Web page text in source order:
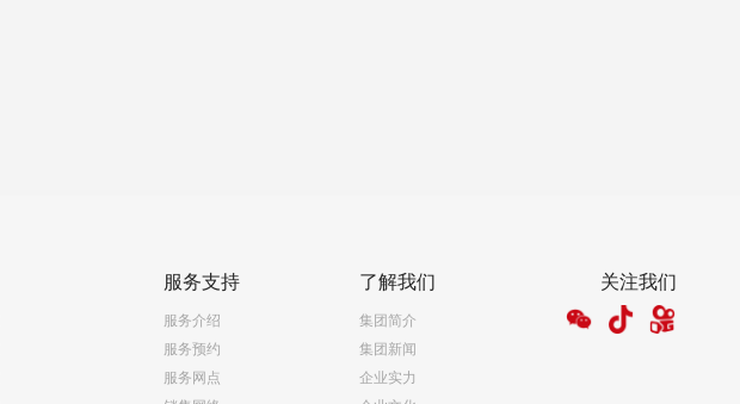
服务支持
服务介绍
服务预约
服务网点
了解我们
集团简介
集团新闻
企业实力
关注我们